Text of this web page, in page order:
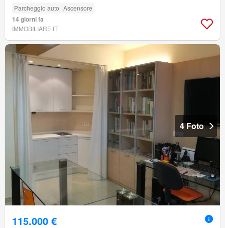
Parcheggio auto Ascensore
14 giorni fa
IMMOBILIARE.IT
4 Foto
115.000 €